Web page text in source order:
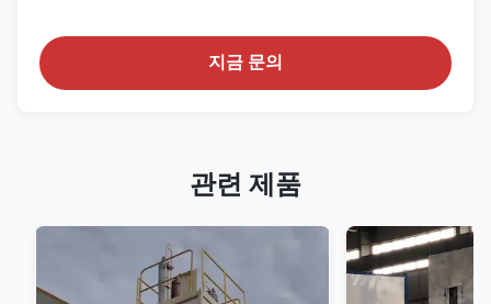
지금 문의
관련 제품